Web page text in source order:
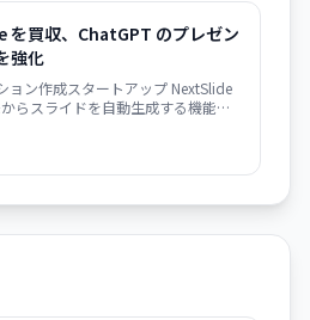
買収、ChatGPT のプレゼン
強化
ョン作成スタートアップ NextSlide
らスライドを自動生成する機能が